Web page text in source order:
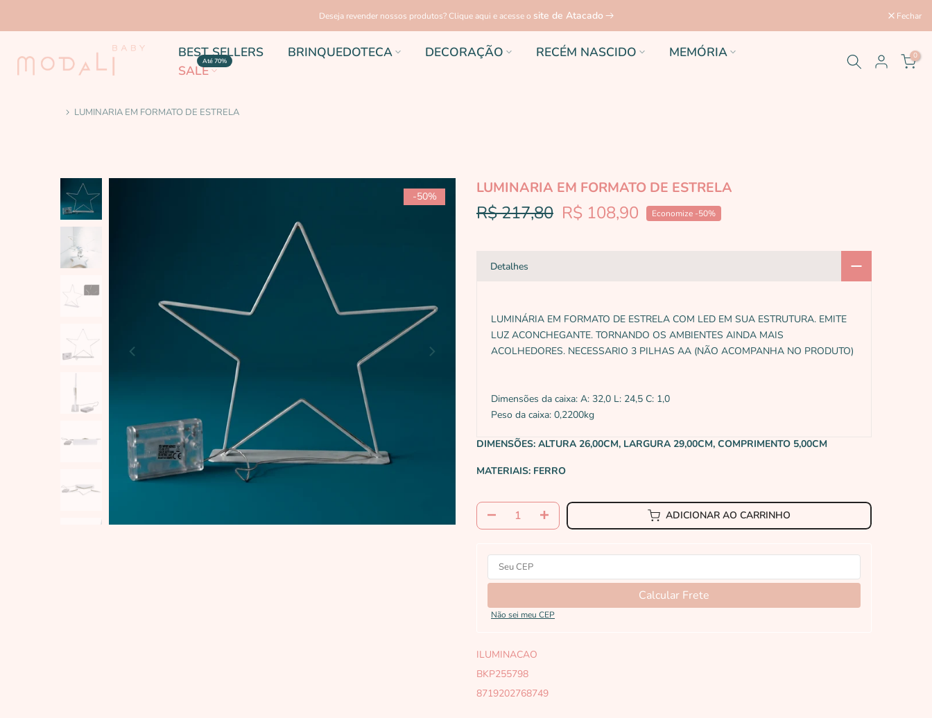
Deseja revender nossos produtos? Clique aqui e acesse o site de Atacado Fechar
BEST SELLERS BRINQUEDOTECA DECORAÇÃO RECÉM NASCIDO
MEMÓRIA
SALE
Até 70%
0
LUMINARIA EM FORMATO DE ESTRELA
-50% LUMINARIA EM FORMATO DE ESTRELA
R$ 217,80 R$ 108,90 Economize -50%
Detalhes
LUMINÁRIA EM FORMATO DE ESTRELA COM LED EM SUA ESTRUTURA. EMITE
LUZ ACONCHEGANTE. TORNANDO OS AMBIENTES AINDA MAIS
ACOLHEDORES. NECESSARIO 3 PILHAS AA (NÃO ACOMPANHA NO PRODUTO)
Dimensões da caixa: A: 32,0 L: 24,5 C: 1,0
Peso da caixa: 0,2200kg
DIMENSÕES: ALTURA 26,00CM, LARGURA 29,00CM, COMPRIMENTO 5,00CM
MATERIAIS: FERRO
ADICIONAR AO CARRINHO
Calcular Frete
Não sei meu CEP
ILUMINACAO
BKP255798
8719202768749